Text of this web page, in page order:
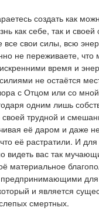
создать как
как себе, так и своей
все свои силы, всю
не переживаете, что
время и
не остаётся
с Отцом или со
одним лишь
трудной и
её даром и даже
её растратили. И
видеть вас так
материальное
предпринимающими для
и является
смертных.